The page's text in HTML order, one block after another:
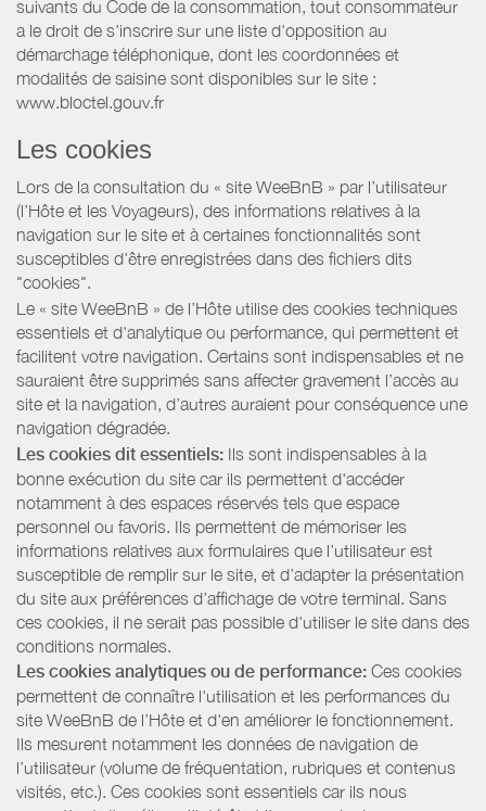
suivants du Code de la consommation, tout consommateur
a le droit de s'inscrire sur une liste d'opposition au
démarchage téléphonique, dont les coordonnées et
modalités de saisine sont disponibles sur le site :
www.bloctel.gouv.fr
Les cookies
Lors de la consultation du « site WeeBnB » par l’utilisateur
(l’Hôte et les Voyageurs), des informations relatives à la
navigation sur le site et à certaines fonctionnalités sont
susceptibles d'être enregistrées dans des fichiers dits
"cookies".
Le « site WeeBnB » de l’Hôte utilise des cookies techniques
essentiels et d'analytique ou performance, qui permettent et
facilitent votre navigation. Certains sont indispensables et ne
sauraient être supprimés sans affecter gravement l’accès au
site et la navigation, d’autres auraient pour conséquence une
navigation dégradée.
Les cookies dit essentiels: Ils sont indispensables à la
bonne exécution du site car ils permettent d'accéder
notamment à des espaces réservés tels que espace
personnel ou favoris. Ils permettent de mémoriser les
informations relatives aux formulaires que l’utilisateur est
susceptible de remplir sur le site, et d’adapter la présentation
du site aux préférences d’affichage de votre terminal. Sans
ces cookies, il ne serait pas possible d'utiliser le site dans des
conditions normales.
Les cookies analytiques ou de performance: Ces cookies
permettent de connaître l'utilisation et les performances du
site WeeBnB de l’Hôte et d'en améliorer le fonctionnement.
Ils mesurent notamment les données de navigation de
l’utilisateur (volume de fréquentation, rubriques et contenus
visités, etc.). Ces cookies sont essentiels car ils nous